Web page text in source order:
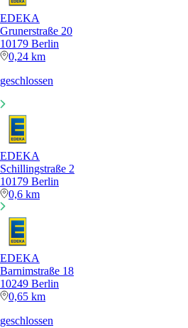
EDEKA
Grunerstraße 20
10179 Berlin
0,24 km
geschlossen
EDEKA
Schillingstraße 2
10179 Berlin
0,6 km
EDEKA
Barnimstraße 18
10249 Berlin
0,65 km
geschlossen